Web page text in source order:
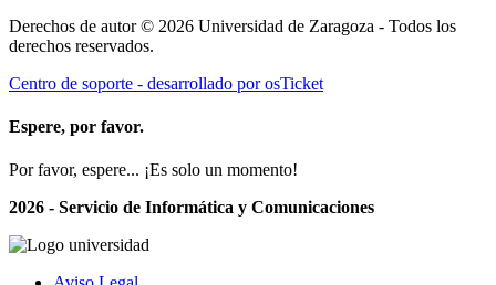
Derechos de autor © 2026 Universidad de Zaragoza - Todos los
derechos reservados.
Centro de soporte - desarrollado por osTicket
Espere, por favor.
Por favor, espere... ¡Es solo un momento!
2026 - Servicio de Informática y Comunicaciones